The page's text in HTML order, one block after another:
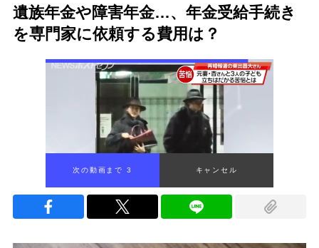
遺族年金や障害年金…、年金受給手続き
を専門家に依頼する費用は？
次の動画まで 2 キャンセル